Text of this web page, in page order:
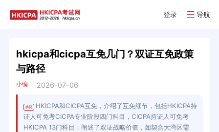
登录 导航
hkicpa和cicpa互免几门？双证互免政策
与路径
小编 2026-07-06
摘要
HKICPA和CICPA互免，介绍了互免细节，包括HKICPA持
证人可免考CICPA专业阶段四门科目，CICPA持证人可免考
HKICPA 13门科目；阐述了双证战略价值，如契合大湾区需